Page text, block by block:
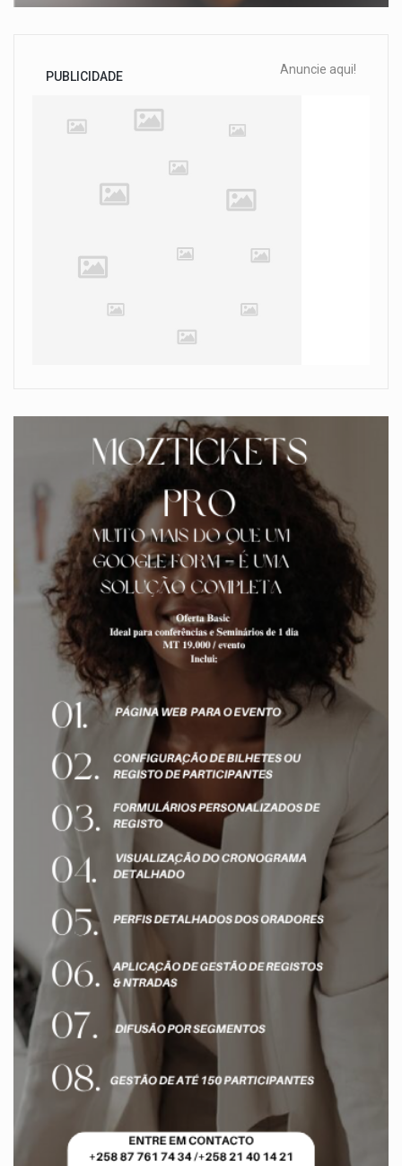
PUBLICIDADE Anuncie aqui!